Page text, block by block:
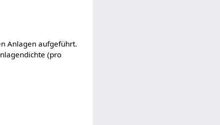
Anlagen aufgeführt.
(pro